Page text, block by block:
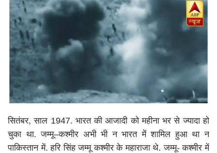
सितंबर, साल 1947. भारत की आजादी को महीना भर से ज्यादा हो
चुका था. जम्मू–कश्मीर अभी भी न भारत में शामिल हुआ था न
पाकिस्तान में. हरि सिंह जम्मू कश्मीर के महाराजा थे. जम्मू- कश्मीर में